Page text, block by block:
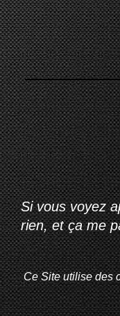
Si vous voyez
rien, et ça me
Ce Site utilise des